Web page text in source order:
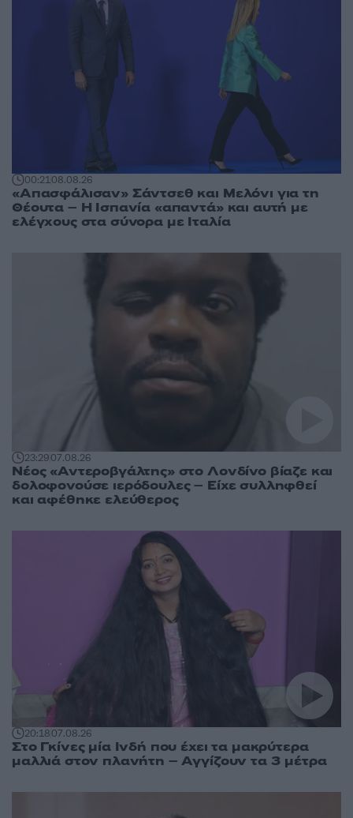
00:2108.08.26
«Απασφάλισαν» Σάντσεθ και Μελόνι για τη
Θέουτα – Η Ισπανία «απαντά» και αυτή με
ελέγχους στα σύνορα με Ιταλία
23:2907.08.26
Νέος «Αντεροβγάλτης» στο Λονδίνο βίαζε και
δολοφονούσε ιερόδουλες – Είχε συλληφθεί
και αφέθηκε ελεύθερος
20:1807.08.26
Στο Γκίνες μία Ινδή που έχει τα μακρύτερα
μαλλιά στον πλανήτη – Αγγίζουν τα 3 μέτρα